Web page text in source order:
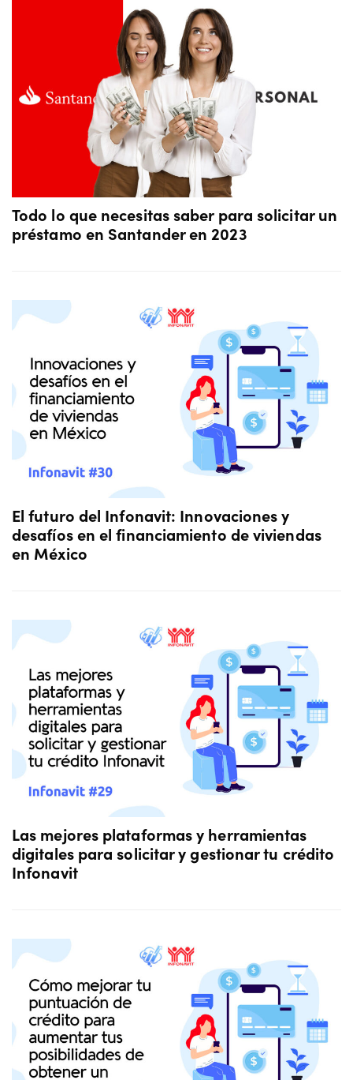
Todo lo que necesitas saber para solicitar un
préstamo en Santander en 2023
El futuro del Infonavit: Innovaciones y
desafíos en el financiamiento de viviendas
en México
Las mejores plataformas y herramientas
digitales para solicitar y gestionar tu crédito
Infonavit